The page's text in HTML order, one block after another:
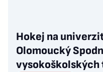
Hokej na
Olomoucký